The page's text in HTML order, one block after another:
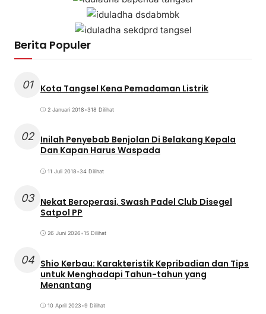
Berita Populer
01 Kota Tangsel Kena Pemadaman Listrik
2 Januari 2018•318 Dilihat
02 Inilah Penyebab Benjolan Di Belakang Kepala
Dan Kapan Harus Waspada
11 Juli 2018•34 Dilihat
03 Nekat Beroperasi, Swash Padel Club Disegel
Satpol PP
26 Juni 2026•15 Dilihat
04 Shio Kerbau: Karakteristik Kepribadian dan Tips
untuk Menghadapi Tahun-tahun yang
Menantang
10 April 2023•9 Dilihat